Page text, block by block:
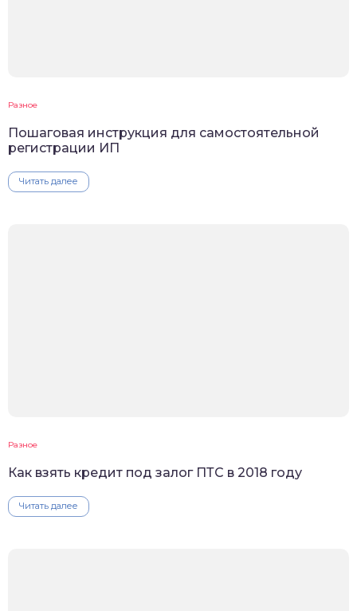
Разное
Пошаговая инструкция для самостоятельной
регистрации ИП
Читать далее
Разное
Как взять кредит под залог ПТС в 2018 году
Читать далее